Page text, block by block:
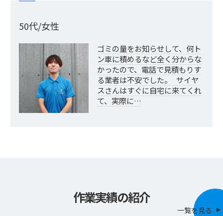
50代/女性
ゴミの量をお知らせして、何ト
ン車に積めるなど全く分からな
かったので、電話で見積もりす
る業者は不安でした。 サイヤ
スさんはすぐに自宅に来てくれ
て、実際に…
作業実績の紹介
一覧を見る